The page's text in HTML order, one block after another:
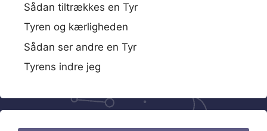
Sådan tiltrækkes en Tyr
Tyren og kærligheden
Sådan ser andre en Tyr
Tyrens indre jeg